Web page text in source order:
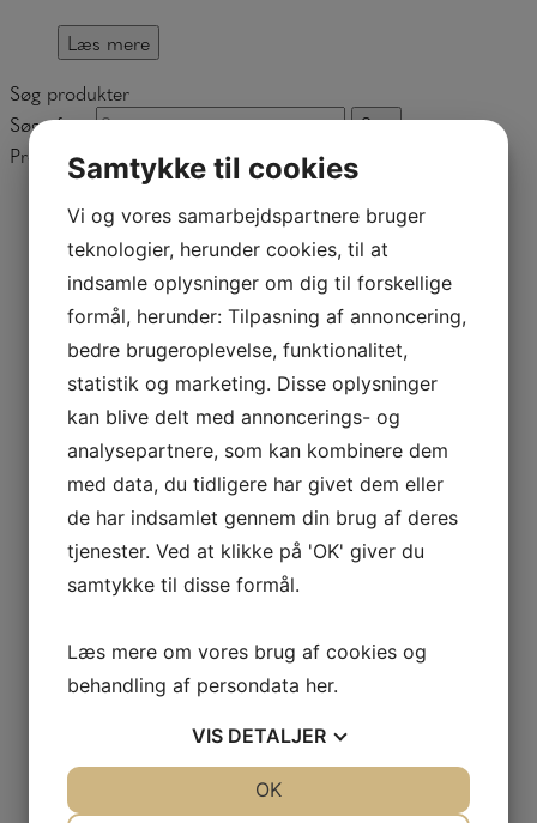
Læs mere
Søg produkter
Søg efter:
Søg
Produktkategorier
Afbarker
Båndsavsklinger
Brugte Maskiner
Købes
Sælges
Flishuggere
Diverse
Flisbrydere
Silvatec
Knive
Bruks
Erjo
Heinsohack
Jenz
Silvatec
Modstål
Bruks
Erjo
Klöckner
Samtykke til cookies
Vi og vores samarbejdspartnere bruger
teknologier, herunder cookies, til at
indsamle oplysninger om dig til forskellige
formål, herunder: Tilpasning af annoncering,
bedre brugeroplevelse, funktionalitet,
statistik og marketing. Disse oplysninger
kan blive delt med annoncerings- og
analysepartnere, som kan kombinere dem
med data, du tidligere har givet dem eller
de har indsamlet gennem din brug af deres
tjenester. Ved at klikke på 'OK' giver du
samtykke til disse formål.
Læs mere om vores brug af cookies og
behandling af persondata her.
VIS DETALJER
OK